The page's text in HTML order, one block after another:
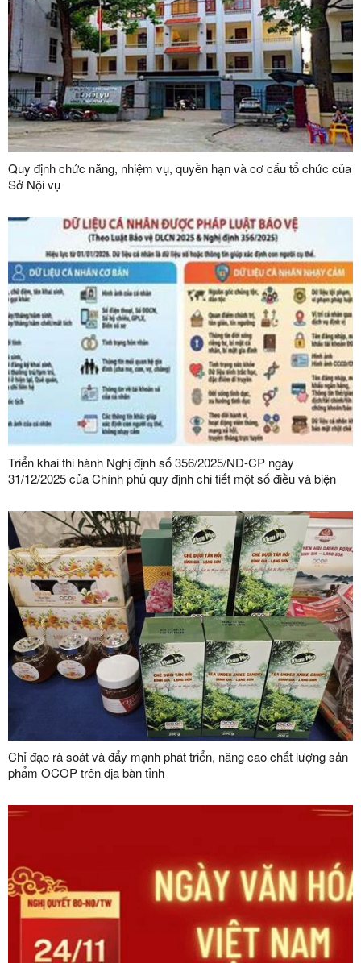
Quy định chức năng, nhiệm vụ, quyền hạn và cơ cấu tổ chức của
Sở Nội vụ
Triển khai thi hành Nghị định số 356/2025/NĐ-CP ngày
31/12/2025 của Chính phủ quy định chi tiết một số điều và biện
Sơn
Chỉ đạo rà soát và đẩy mạnh phát triển, nâng cao chất lượng sản
phẩm OCOP trên địa bàn tỉnh